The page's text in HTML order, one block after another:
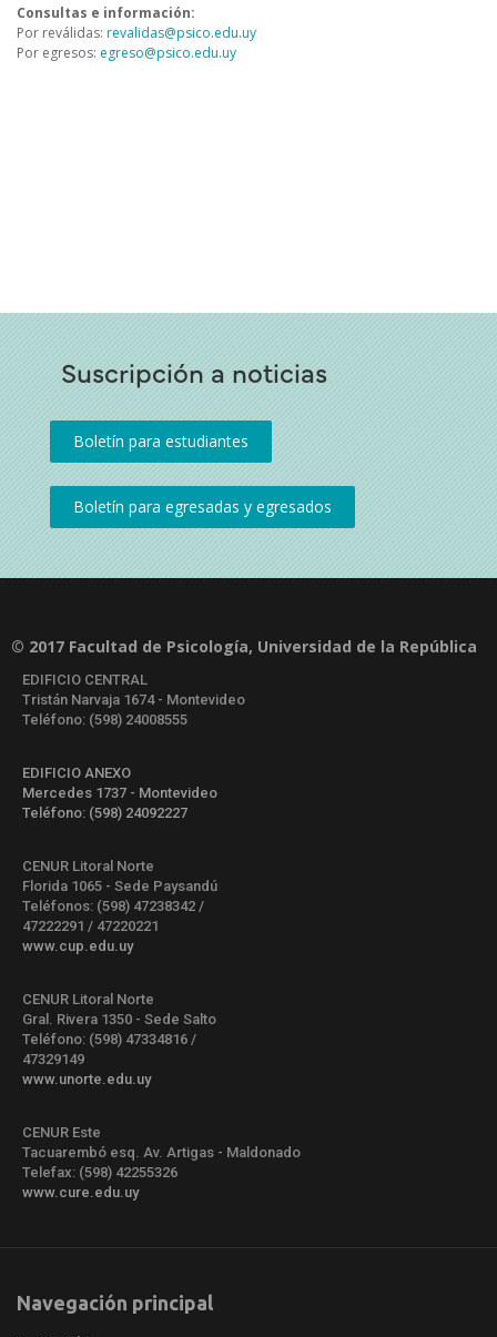
Consultas e información:
Por reválidas: revalidas@psico.edu.uy
Por egresos: egreso@psico.edu.uy
Suscripción a noticias
© 2017 Facultad de Psicología, Universidad de la República
EDIFICIO CENTRAL
Tristán Narvaja 1674 - Montevideo
Teléfono: (598) 24008555
EDIFICIO ANEXO
Mercedes 1737 - Montevideo
Teléfono: (598) 24092227
CENUR Litoral Norte
Florida 1065 - Sede Paysandú
Teléfonos: (598) 47238342 /
47222291 / 47220221
www.cup.edu.uy
CENUR Litoral Norte
Gral. Rivera 1350 - Sede Salto
Teléfono: (598) 47334816 /
47329149
www.unorte.edu.uy
CENUR Este
Tacuarembó esq. Av. Artigas - Maldonado
Telefax: (598) 42255326
www.cure.edu.uy
Navegación principal